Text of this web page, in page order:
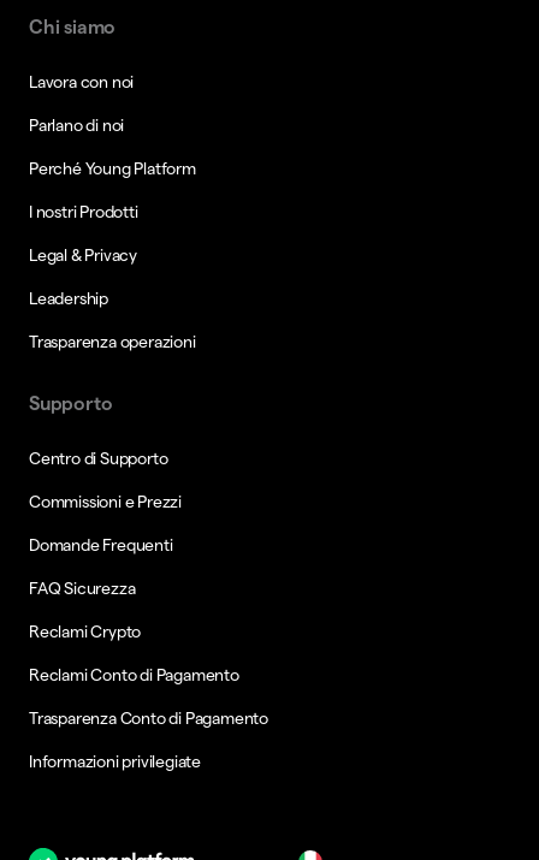
Chi siamo
Lavora con noi
Parlano di noi
Perché Young Platform
I nostri Prodotti
Legal & Privacy
Leadership
Trasparenza operazioni
Supporto
Centro di Supporto
Commissioni e Prezzi
Domande Frequenti
FAQ Sicurezza
Reclami Crypto
Reclami Conto di Pagamento
Trasparenza Conto di Pagamento
Informazioni privilegiate